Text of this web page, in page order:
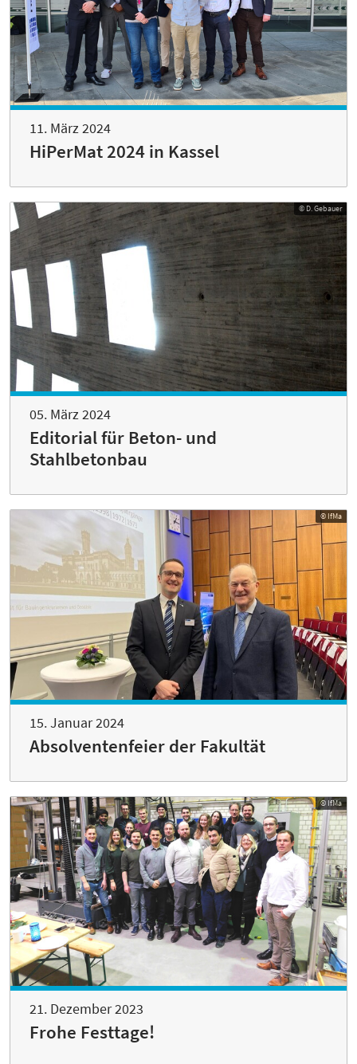
11. März 2024
HiPerMat 2024 in Kassel
© D. Gebauer
05. März 2024
Editorial für Beton- und
Stahlbetonbau
© IfMa
15. Januar 2024
Absolventenfeier der Fakultät
© IfMa
21. Dezember 2023
Frohe Festtage!